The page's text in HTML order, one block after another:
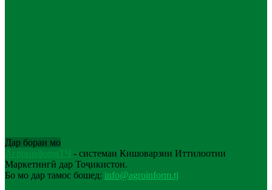
Дар бораи мо
АгроинформТҶ - системаи Кишоварзии Иттилоотии
Маркетингӣ дар Тоҷикистон.
Бо мо дар тамос бошед: info@agroinform.tj